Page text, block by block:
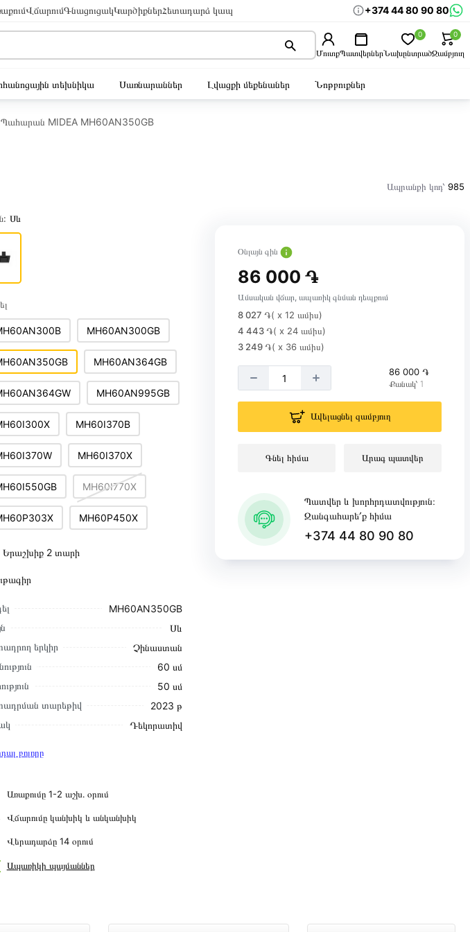
ՎճարումԳնացուցակԿարծիքներՀետադարձ կապ +374 44 80 90 80
ՄուտքՊատվերներՆախընտրած
0
Զամբյուղ
0
տեխնիկա Սառնարաններ Լվացքի մեքենաներ Նոթբուքներ
MIDEA MH60AN350GB
Ապրանքի կոդ՝ 985
Սև
MH60AN300GB
MH60AN364GB
MH60AN995GB
MH60I370B
MH60I370X
MH60I770X
MH60P450X
Երաշխիք 2 տարի
MH60AN350GB
Սև
երկիր
Չինաստան
60 սմ
50 սմ
տարեթիվ
2023 թ
Դեկորատիվ
բոլորը
Առաքումը 1-2 աշխ․ օրում
Վճարումը կանխիկ և անկանխիկ
Վերադարձը 14 օրում
Ապառիկի պայմաններ
Օնլայն գին
86 000 ֏
Ամսական վճար, ապառիկ գնման դեպքում
8 027 ֏( x 12 ամիս)
4 443 ֏( x 24 ամիս)
3 249 ֏( x 36 ամիս)
86 000 ֏
Քանակ՝ 1
Ավելացնել զամբյուղ
Գնել հիմա Արագ պատվեր
Պատվեր և խորհրդատվություն։
Զանգահարե՛ք հիմա
+374 44 80 90 80